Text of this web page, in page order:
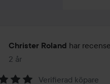
Christer Roland har
2 år
Inlägget skapades 2 år
Verifierad köpare